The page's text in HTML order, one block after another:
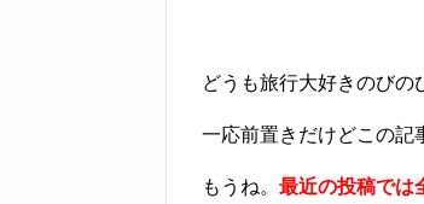
どうも旅行大好きのびの
一応前置きだけどこの記
もうね。 最近の投稿では